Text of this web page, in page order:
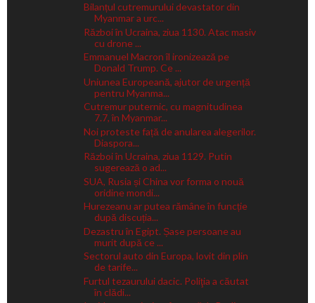
Bilanțul cutremurului devastator din
Myanmar a urc...
Război în Ucraina, ziua 1130. Atac masiv
cu drone ...
Emmanuel Macron îl ironizează pe
Donald Trump. Ce ...
Uniunea Europeană, ajutor de urgență
pentru Myanma...
Cutremur puternic, cu magnitudinea
7.7, în Myanmar...
Noi proteste față de anularea alegerilor.
Diaspora...
Război în Ucraina, ziua 1129. Putin
sugerează o ad...
SUA, Rusia și China vor forma o nouă
oridine mondi...
Hurezeanu ar putea rămâne în funcție
după discuția...
Dezastru în Egipt. Șase persoane au
murit după ce ...
Sectorul auto din Europa, lovit din plin
de tarife...
Furtul tezaurului dacic. Poliţia a căutat
în clădi...